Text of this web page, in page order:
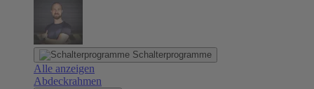
Schalterprogramme
Alle anzeigen
Abdeckrahmen